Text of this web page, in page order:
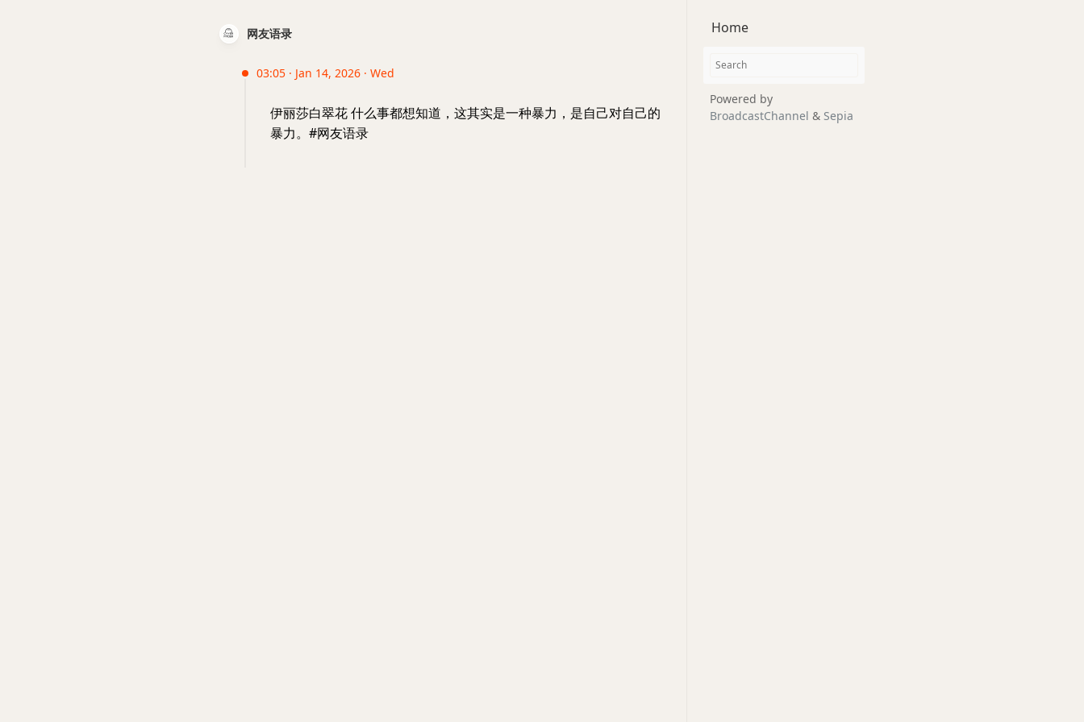
网友语录
03:05 · Jan 14, 2026 · Wed
伊丽莎白翠花 什么事都想知道，这其实是一种暴力，是自己对自己的
暴力。#网友语录
Home
Powered by
BroadcastChannel & Sepia